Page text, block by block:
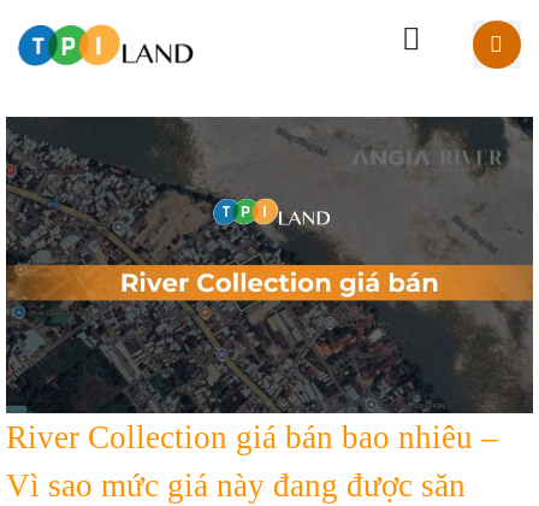
River Collection giá bán bao nhiêu –
Vì sao mức giá này đang được săn